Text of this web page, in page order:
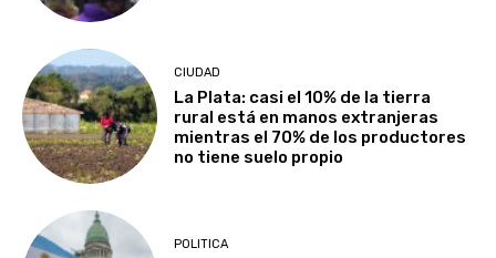
CIUDAD
La Plata: casi el 10% de la tierra
rural está en manos extranjeras
mientras el 70% de los productores
no tiene suelo propio
POLITICA